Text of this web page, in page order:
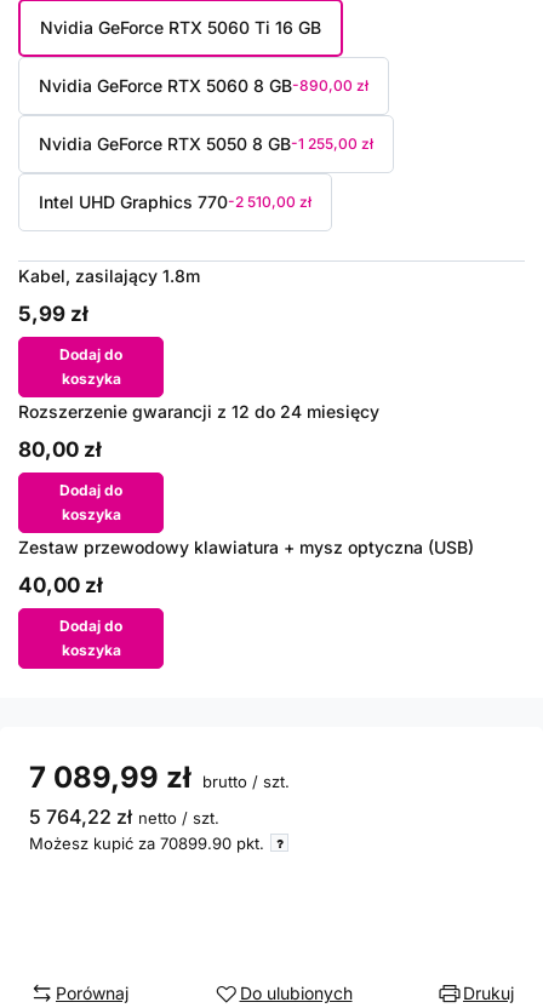
Nvidia GeForce RTX 5060 Ti 16 GB
Nvidia GeForce RTX 5060 8 GB-890,00 zł
Nvidia GeForce RTX 5050 8 GB-1 255,00 zł
Intel UHD Graphics 770-2 510,00 zł
Kabel, zasilający 1.8m
5,99 zł
Dodaj do
koszyka
Rozszerzenie gwarancji z 12 do 24 miesięcy
80,00 zł
Dodaj do
koszyka
Zestaw przewodowy klawiatura + mysz optyczna (USB)
40,00 zł
Dodaj do
koszyka
7 089,99 zł brutto / szt.
5 764,22 zł netto / szt.
Możesz kupić za 70899.90 pkt.
Porównaj Do ulubionych Drukuj